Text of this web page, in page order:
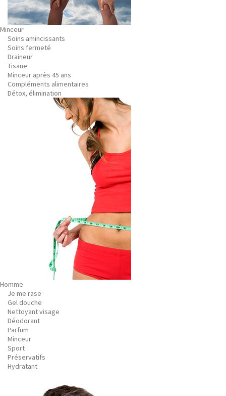
Minceur
Soins amincissants
Soins fermeté
Draineur
Tisane
Minceur après 45 ans
Compléments alimentaires
Détox, élimination
Homme
Je me rase
Gel douche
Nettoyant visage
Déodorant
Parfum
Minceur
Sport
Préservatifs
Hydratant